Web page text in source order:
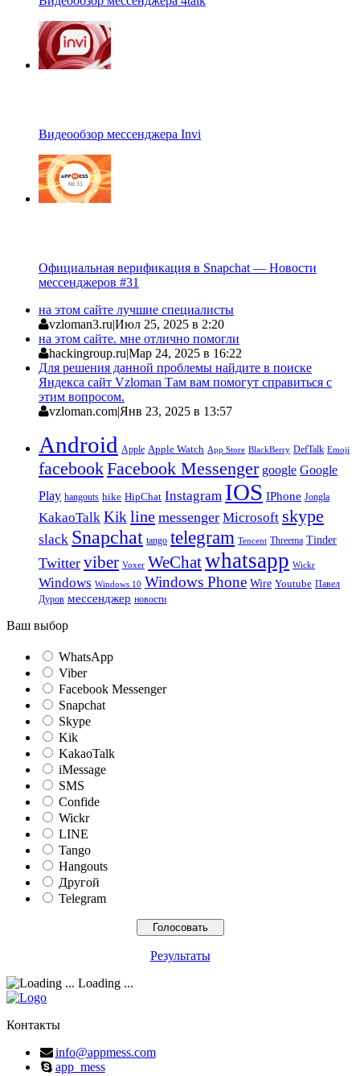
Видеообзор мессенджера Invi
Официальная верификация в Snapchat — Новости
мессенджеров #31
на этом сайте лучшие специалисты
vzloman3.ru|Июл 25, 2025 в 2:20
на этом сайте. мне отлично помогли
hackingroup.ru|Мар 24, 2025 в 16:22
Для решения данной проблемы найдите в поиске
Яндекса сайт Vzloman Там вам помогут справиться с
этим вопросом.
vzloman.com|Янв 23, 2025 в 13:57
Android Apple Apple Watch App Store BlackBerry DefTalk Emoji
facebookFacebook Messenger google Google
Play hangouts hike HipChat Instagram IOS IPhone Jongla
KakaoTalk Kik line messenger Microsoft skype
slack Snapchat tango telegram Tencent Threema Tinder
Twitter viber Voxer WeChatwhatsapp Wickr
Windows Windows 10 Windows Phone Wire Youtube Павел
Дуров мессенджер новости
Ваш выбор
WhatsApp
Viber
Facebook Messenger
Snapchat
Skype
Kik
KakaoTalk
iMessage
SMS
Confide
Wickr
LINE
Tango
Hangouts
Другой
Telegram
Результаты
Loading ...
Контакты
info@appmess.com
app_mess